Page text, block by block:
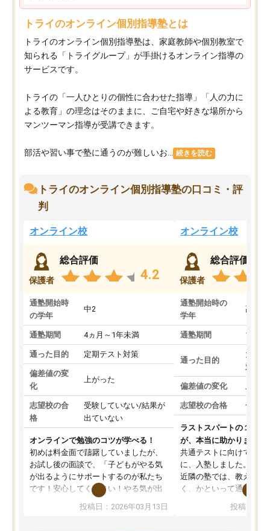
トライのオンライン個別指導塾とは
トライのオンライン個別指導塾は、家庭教師や個別教室で
知られる「トライグループ」が手掛けるオンライン指導の
サービスです。
トライの「一人ひとりの個性に合わせた指導」「人の力に
よる教育」の理念はそのままに、ご自宅や好きな場所から
マンツーマン指導が受講できます。
部活や習い事で塾に通うのが難しいお... 続きを読む
トライのオンライン個別指導塾の口コミ・評
判
オンライン校
保護者
総合評価
4.2
通塾開始時
の学年
中2
通塾期間 4ヵ月～1年未満
通った目的 定期テスト対策
偏差値の変
化
上がった
志望校の合
格
受験していない/結果が
出ていない
オンラインで勉強のコツが学べる！
初めは料金面で躊躇していましたが、
お試し後の面談で、「子どもがやる気
が出るようにサポートするのが私たち
です！安心してください！やる気が出
ないのは私たち講師の責任です」と言
ってくださり、確かに！と考えて、思
投稿日：2026年03月13日
オンライン校
保護者
総合評価
通塾開始時の
学年
高3
通塾期間 1～3
通った目的
大学
対策
偏差値の変化
志望校の合格 合格
ラストスパートの１か月
が、本当に助かりました
共通テストに向けての追
に、入塾しました。田舎
近隣の塾では、教えても
く、かといって通うには
可能なので本当に助か
投稿日：